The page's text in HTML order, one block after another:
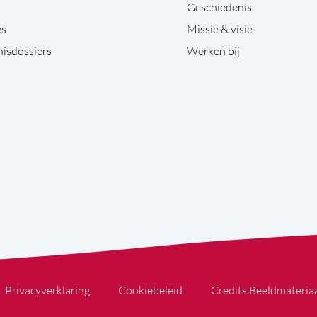
Geschiedenis
Missie & visie
Werken bij
Privacyverklaring Cookiebeleid Credits